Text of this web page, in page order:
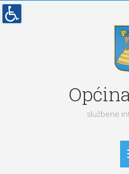
službene